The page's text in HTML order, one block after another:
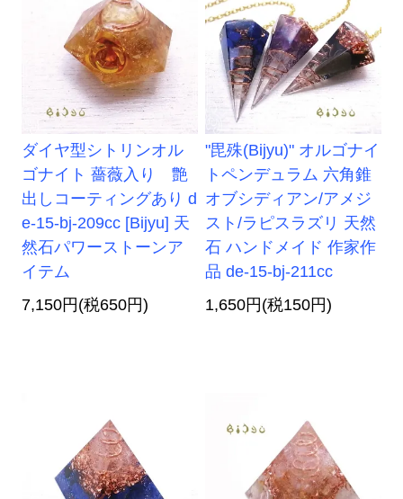
ダイヤ型シトリンオル
ゴナイト 薔薇入り 艶
出しコーティングあり d
e-15-bj-209cc [Bijyu] 天
然石パワーストーンア
イテム
7,150円(税650円)
"毘殊(Bijyu)" オルゴナイ
トペンデュラム 六角錐
オブシディアン/アメジ
スト/ラピスラズリ 天然
石 ハンドメイド 作家作
品 de-15-bj-211cc
1,650円(税150円)